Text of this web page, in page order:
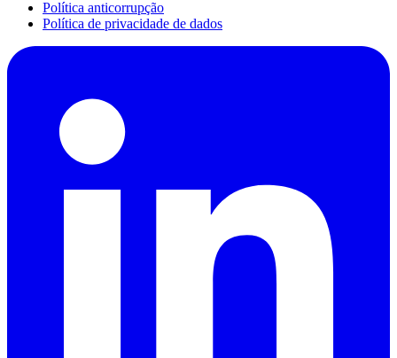
Política anticorrupção
Política de privacidade de dados